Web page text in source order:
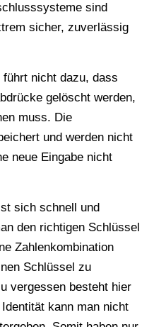
sind
sicher, zuverlässig
nicht dazu, dass
gelöscht werden,
muss. Die
und werden nicht
neue Eingabe nicht
sich schnell und
den richtigen Schlüssel
Zahlenkombination
Schlüssel zu
vergessen besteht hier
kann man nicht